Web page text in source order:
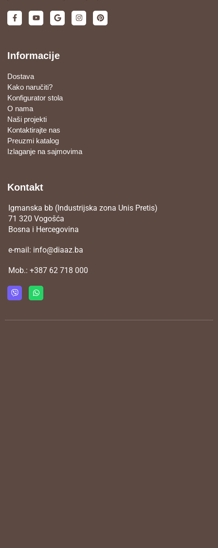
Informacije
Dostava
Kako naručiti?
Konfigurator stola
O nama
Naši projekti
Kontaktirajte nas
Preuzmi katalog
Izlaganje na sajmovima
Kontakt
Igmanska bb (Industrijska zona Unis Pretis)
71 320 Vogošća
Bosna i Hercegovina
e-mail: info@diaaz.ba
Mob.: +387 62 718 000